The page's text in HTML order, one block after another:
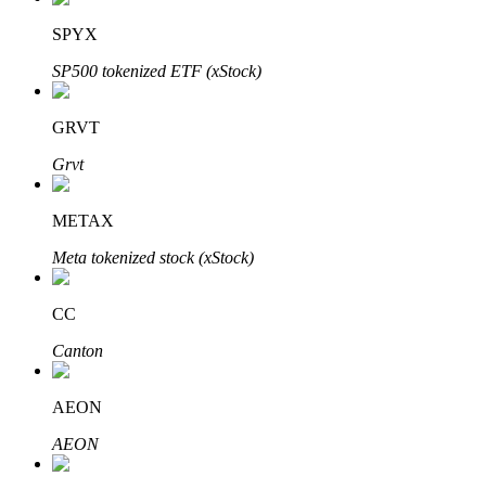
Investasi Otomatis
Raih keuntungan jangka panjang dan kepentingan fleksibel
Pelajari Staking
SPYX
SP500 tokenized ETF (xStock)
GRVT
Grvt
METAX
Meta tokenized stock (xStock)
CC
Canton
AEON
AEON